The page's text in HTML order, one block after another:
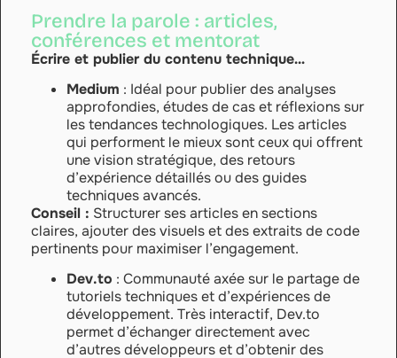
Prendre la parole : articles,
conférences et mentorat
Écrire et publier du contenu technique…
Medium : Idéal pour publier des analyses
approfondies, études de cas et réflexions sur
les tendances technologiques. Les articles
qui performent le mieux sont ceux qui offrent
une vision stratégique, des retours
d’expérience détaillés ou des guides
techniques avancés.
Conseil : Structurer ses articles en sections
claires, ajouter des visuels et des extraits de code
pertinents pour maximiser l’engagement.
Dev.to : Communauté axée sur le partage de
tutoriels techniques et d’expériences de
développement. Très interactif, Dev.to
permet d’échanger directement avec
d’autres développeurs et d’obtenir des